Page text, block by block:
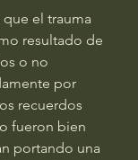
el trauma
resultado de
o no
por
recuerdos
fueron bien
portando una